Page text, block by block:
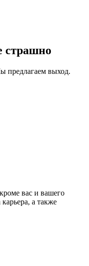
страшно
предлагаем выход.
вас и вашего
а также